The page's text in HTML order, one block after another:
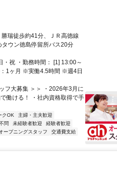
瑞徒歩約41分、ＪＲ高徳線
ウン徳島停留所バス20分
祝 ・勤務時間： [1] 13:00～
1ヶ月 ※実働4.5時間 ※週4日
フ大募集 ＞＞ ・2026年3月に
働ける！ ・社内資格取得で手
クOK
主婦・主夫歓迎
問 未経験者歓迎
経験者歓迎
ープニングスタッフ
交通費支給